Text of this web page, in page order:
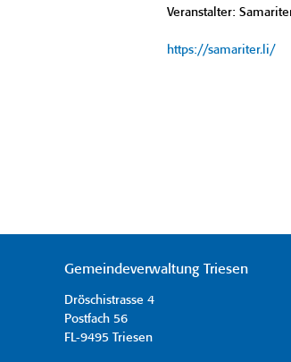
Veranstalter:
https://samariter.li/
Gemeindeverwaltung Triesen
Dröschistrasse 4
Postfach 56
FL-9495 Triesen